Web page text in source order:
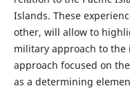
Islands. These
other, will allow to
military approach to the
approach focused on
as a determining